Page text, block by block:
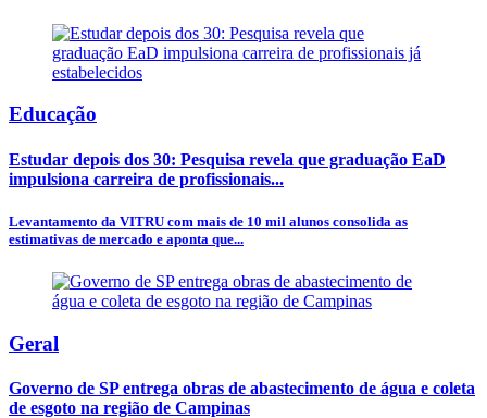
Educação
Estudar depois dos 30: Pesquisa revela que graduação EaD
impulsiona carreira de profissionais...
Levantamento da VITRU com mais de 10 mil alunos consolida as
estimativas de mercado e aponta que...
Geral
Governo de SP entrega obras de abastecimento de água e coleta
de esgoto na região de Campinas